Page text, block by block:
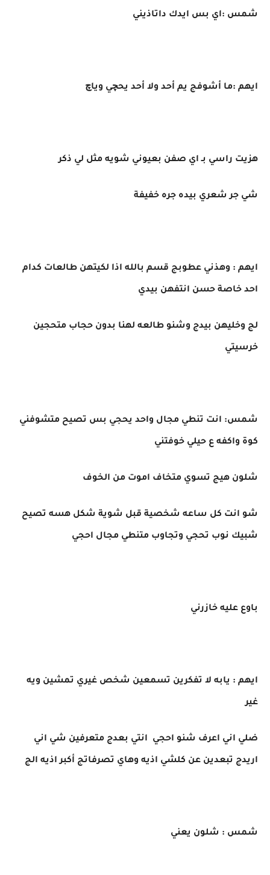
شمس :اي بس ايدك داتاذيني
ايهم :ما أشوفج يم أحد ولا أحد يحچي وياچ
هزيت راسي بـ اي صفن بعيوني شويه مثل لي ذكر
شي جر شعري بيده جره خفيفة
ايهم : وهذني عطوبج قسم بالله اذا لكيتهن طالعات كدام
احد خاصة حسن انتفهن بيدي
لج وخليهن بيدج وشنو طالعه لهنا بدون حجاب متحجين
خرسيتي
شمس: انت تنطي مجال واحد يحجي بس تصيح متشوفني
كوة واكفه ع حيلي خوفتني
شلون هيج تسوي متخاف اموت من الخوف
شو انت كل ساعه شخصية قبل شوية شكل هسه تصيح
شبيك نوب تحجي وتجاوب متنطي مجال احجي
باوع عليه خازرني
ايهم : يابه لا تفكرين تسمعين شخص غيري تمشين ويه
غير
ضلي اني اعرف شنو احجي انتي بعدج متعرفين شي اني
اريدج تبعدين عن كلشي اذيه وهاي تصرفاتج أكبر اذيه الج
شمس : شلون يعني